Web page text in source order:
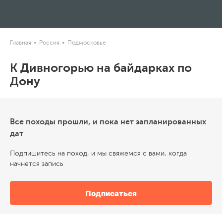
Главная Россия Подмосковье
К Дивногорью на байдарках по
Дону
Все походы прошли, и пока нет запланированных
дат
Подпишитесь на поход, и мы свяжемся с вами, когда
начнется запись
Подписаться